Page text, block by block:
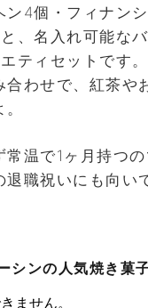
ン4個・フィナン
、名入れ可能な
ティセットです
合わせで、紅茶や
常温で1ヶ月持つ
退職祝いにも向い
シンの人気焼き菓